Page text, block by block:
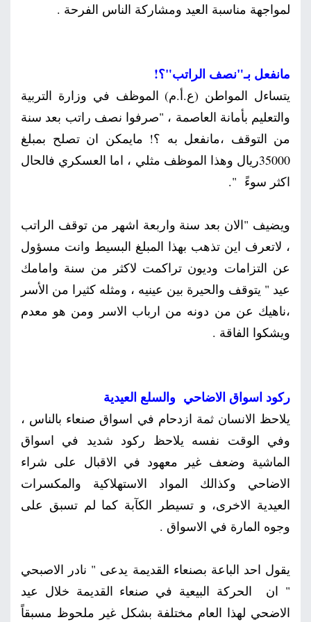
لمواجهة مناسبة العيد ومشاركة الناس الفرحة .
مانفعل بـ"نصف الراتب"؟!
يتساءل المواطن (ع.أ.م) الموظف في وزارة التربية
والتعليم بأمانة العاصمة ، "صرفوا نصف راتب بعد سنة
من التوقف ،مانفعل به ؟! مايمكن ان تصلح بمبلغ
35000ريال وهذا الموظف مثلي ، اما العسكري فالحال
اكثر سوءً ".
ويضيف "الان بعد سنة واربعة اشهر من توقف الراتب
، لاتعرف اين تذهب بهذا المبلغ البسيط وانت مسؤول
عن التزامات وديون تراكمت لاكثر من سنة وامامك
عيد " يتوقف والحيرة بين عينيه ، ومثله كثيرا من الأسر
،ناهيك عن من دونه من ارباب الاسر ومن هو معدم
ويشكوا الفاقة .
ركود اسواق الاضاحي والسلع العيدية
يلاحظ الانسان ثمة ازدحام في اسواق صنعاء بالناس ،
وفي الوقت نفسه يلاحظ ركود شديد في اسواق
الماشية وضعف غير معهود في الاقبال على شراء
الاضاحي وكذالك المواد الاستهلاكية والمكسرات
العيدية الاخرى، و تسيطر الكآبة كما لم تسبق على
وجوه المارة في الاسواق .
يقول احد الباعة بصنعاء القديمة يدعى " نادر الاصبحي
" ان الحركة البيعية في صنعاء القديمة خلال عيد
الاضحي لهذا العام مختلفة بشكل غير ملحوظ مسبقاً